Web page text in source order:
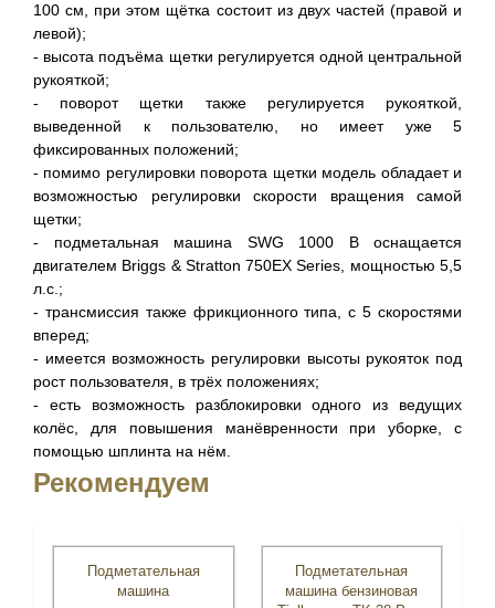
100 см, при этом щётка состоит из двух частей (правой и
левой);
- высота подъёма щетки регулируется одной центральной
рукояткой;
- поворот щетки также регулируется рукояткой,
выведенной к пользователю, но имеет уже 5
фиксированных положений;
- помимо регулировки поворота щетки модель обладает и
возможностью регулировки скорости вращения самой
щетки;
- подметальная машина SWG 1000 B оснащается
двигателем Briggs & Stratton 750EX Series, мощностью 5,5
л.с.;
- трансмиссия также фрикционного типа, с 5 скоростями
вперед;
- имеется возможность регулировки высоты рукояток под
рост пользователя, в трёх положениях;
- есть возможность разблокировки одного из ведущих
колёс, для повышения манёвренности при уборке, с
помощью шплинта на нём.
Рекомендуем
Подметательная
машина
Подметательная
машина бензиновая